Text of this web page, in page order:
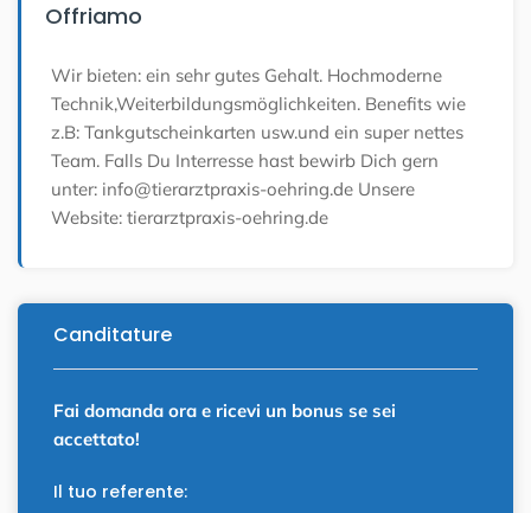
Offriamo
Wir bieten: ein sehr gutes Gehalt. Hochmoderne
Technik,Weiterbildungsmöglichkeiten. Benefits wie
z.B: Tankgutscheinkarten usw.und ein super nettes
Team. Falls Du Interresse hast bewirb Dich gern
unter: info@tierarztpraxis-oehring.de Unsere
Website: tierarztpraxis-oehring.de
Canditature
Fai domanda ora e ricevi un bonus se sei
accettato!
Il tuo referente: